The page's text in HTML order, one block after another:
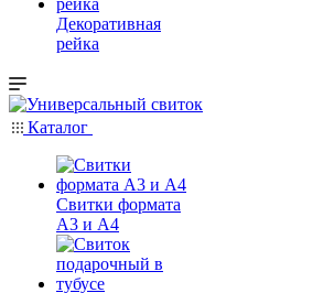
Декоративная
рейка
Каталог
Свитки формата
А3 и А4